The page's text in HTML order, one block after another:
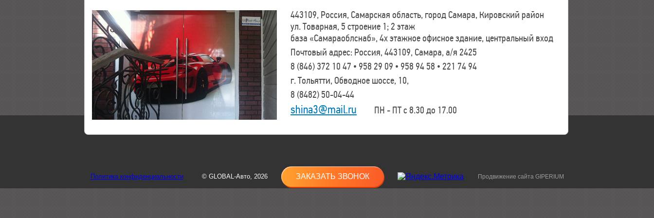
443109, Россия, Самарская область, город Самара, Кировский район
ул. Товарная, 5 строение 1; 2 этаж
база «Самараоблснаб», 4х этажное офисное здание, центральный вход
Почтовый адрес: Россия, 443109, Самара, а/я 2425
8 (846) 372 10 47 • 958 29 09 • 958 94 58 • 221 74 94
г. Тольятти, Обводное шоссе, 10,
8 (8482) 50-04-44
shina3@mail.ru ПН - ПТ с 8.30 до 17.00
Политика конфиденциальности © GLOBAL-Авто, 2026 ЗАКАЗАТЬ ЗВОНОК Продвижение сайта GIPERIUM